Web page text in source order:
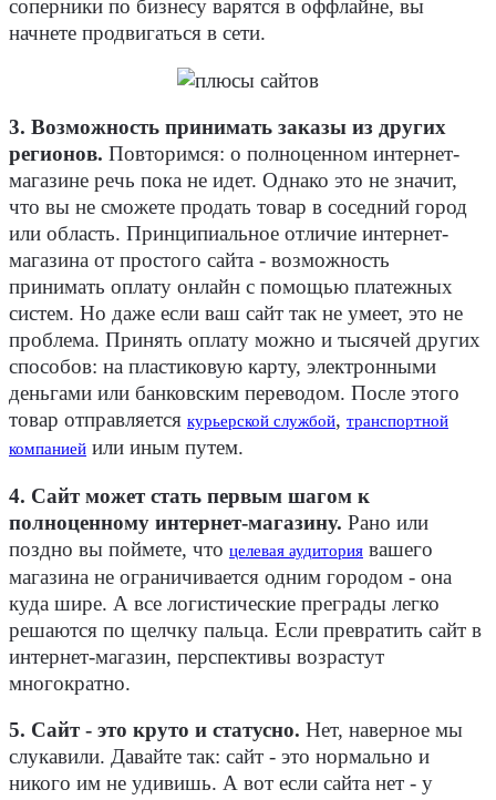
соперники по бизнесу варятся в оффлайне, вы
начнете продвигаться в сети.
3. Возможность принимать заказы из других
регионов. Повторимся: о полноценном интернет-
магазине речь пока не идет. Однако это не значит,
что вы не сможете продать товар в соседний город
или область. Принципиальное отличие интернет-
магазина от простого сайта - возможность
принимать оплату онлайн с помощью платежных
систем. Но даже если ваш сайт так не умеет, это не
проблема. Принять оплату можно и тысячей других
способов: на пластиковую карту, электронными
деньгами или банковским переводом. После этого
товар отправляется курьерской службой, транспортной
компанией или иным путем.
4. Сайт может стать первым шагом к
полноценному интернет-магазину. Рано или
поздно вы поймете, что целевая аудитория вашего
магазина не ограничивается одним городом - она
куда шире. А все логистические преграды легко
решаются по щелчку пальца. Если превратить сайт в
интернет-магазин, перспективы возрастут
многократно.
5. Сайт - это круто и статусно. Нет, наверное мы
слукавили. Давайте так: сайт - это нормально и
никого им не удивишь. А вот если сайта нет - у